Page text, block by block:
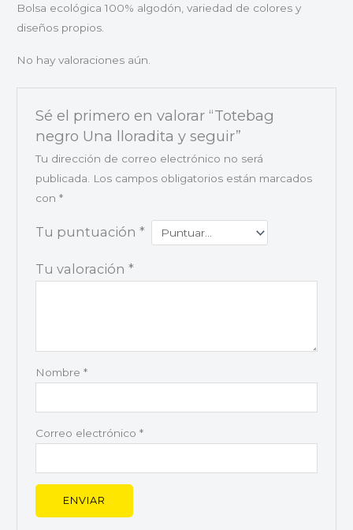
Bolsa ecológica 100% algodón, variedad de colores y
diseños propios.
No hay valoraciones aún.
Sé el primero en valorar “Totebag
negro Una lloradita y seguir”
Tu dirección de correo electrónico no será
publicada.
Los campos obligatorios están marcados
con *
Tu puntuación *
Tu valoración *
Nombre *
Correo electrónico *